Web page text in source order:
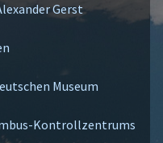
Gerst
Museum
Kontrollzentrums